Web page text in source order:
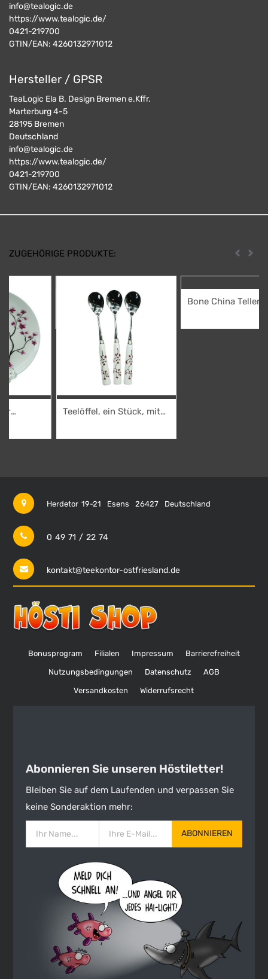
info@tealogic.de
https://www.tealogic.de/
0421-219700
GTIN/EAN: 4260132971012
Hersteller / GPSR
TeaLogic Ela B. Design Bremen e.Kffr.
Marterburg 4-5
28195 Bremen
Deutschland
info@tealogic.de
https://www.tealogic.de/
0421-219700
GTIN/EAN: 4260132971012
ZUGEHÖRIGE PRODUKTE: Zurück
Teelöffel, ein Stück, mit
Porzellangriff "Cherry
Blossom", 13,5 cm
5,95
Teelöffel, ein Stück, mit
Blossom", 13,5 cm
Bone China Teller
Herdetor 19-21 Esens 26427 Deutschland
0 49 71 / 22 74
kontakt@teekontor-ostfriesland.de
Bonusprogram Filialen Impressum Barrierefreiheit
Nutzungsbedingungen Datenschutz AGB
Versandkosten Widerrufsrecht
Abonnieren Sie unseren Höstiletter!
Bleiben Sie auf dem Laufenden und verpassen Sie
keine Sonderaktion mehr:
ABONNIEREN